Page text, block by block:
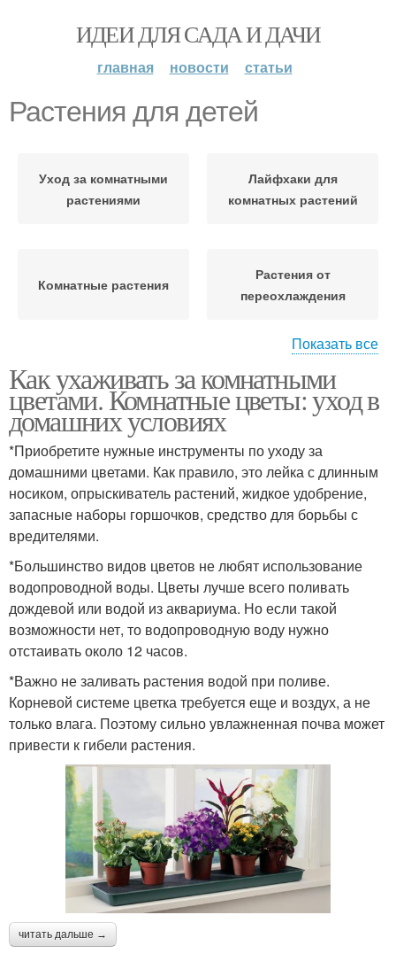
ИДЕИ ДЛЯ САДА И ДАЧИ
главная новости статьи
Растения для детей
Уход за комнатными
растениями
Лайфхаки для
комнатных растений
Комнатные растения
Растения от
переохлаждения
условиях
Растения с фото
Показать все
Как ухаживать за комнатными
цветами. Комнатные цветы: уход в
домашних условиях
*Приобретите нужные инструменты по уходу за
домашними цветами. Как правило, это лейка с длинным
носиком, опрыскиватель растений, жидкое удобрение,
запасные наборы горшочков, средство для борьбы с
вредителями.
*Большинство видов цветов не любят использование
водопроводной воды. Цветы лучше всего поливать
дождевой или водой из аквариума. Но если такой
возможности нет, то водопроводную воду нужно
отстаивать около 12 часов.
*Важно не заливать растения водой при поливе.
Корневой системе цветка требуется еще и воздух, а не
только влага. Поэтому сильно увлажненная почва может
привести к гибели растения.
читать дальше →